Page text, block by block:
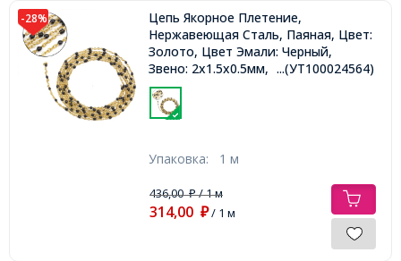
-28%
Цепь Якорное Плетение,
Нержавеющая Сталь, Паяная, Цвет:
Золото, Цвет Эмали: Черный,
Звено: 2х1.5х0.5мм, ...(УТ100024564)
Упаковка: 1 м
436,00₽/ 1 м
314,00 ₽/ 1 м